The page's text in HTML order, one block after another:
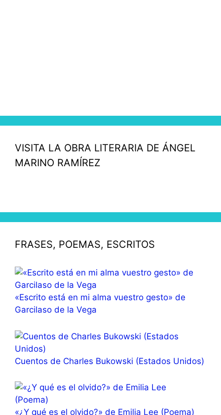
VISITA LA OBRA LITERARIA DE ÁNGEL
MARINO RAMÍREZ
FRASES, POEMAS, ESCRITOS
«Escrito está en mi alma vuestro gesto» de
Garcilaso de la Vega
Cuentos de Charles Bukowski (Estados Unidos)
«¿Y qué es el olvido?» de Emilia Lee (Poema)